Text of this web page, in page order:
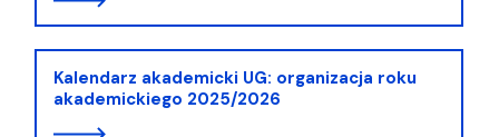
Kalendarz akademicki UG: organizacja roku
akademickiego 2025/2026